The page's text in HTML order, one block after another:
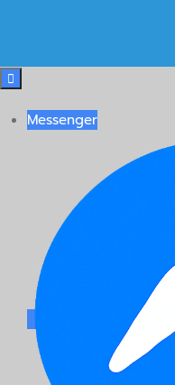

Messenger